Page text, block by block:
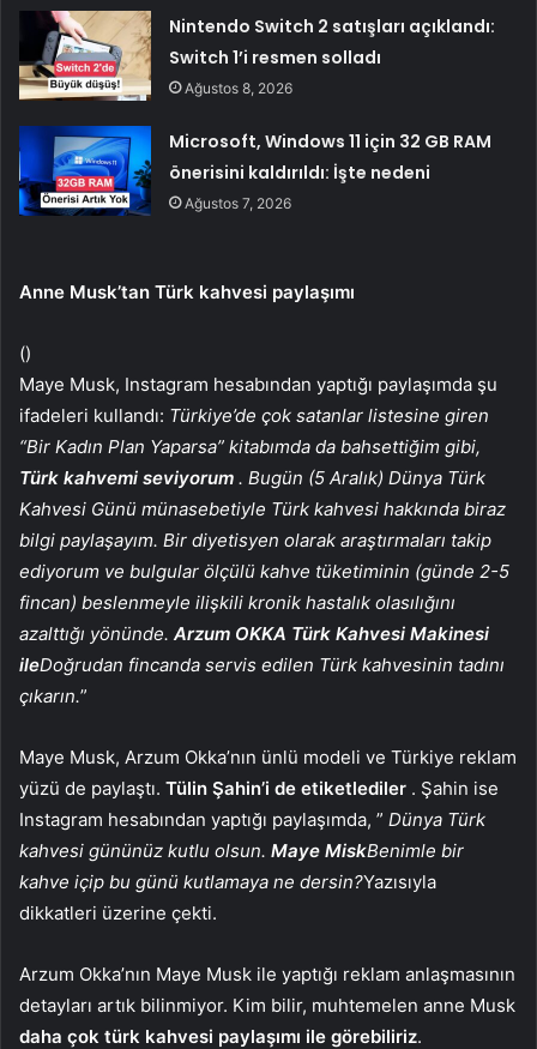
Nintendo Switch 2 satışları açıklandı:
Switch 1’i resmen solladı
Ağustos 8, 2026
Microsoft, Windows 11 için 32 GB RAM
önerisini kaldırıldı: İşte nedeni
Ağustos 7, 2026
Anne Musk’tan Türk kahvesi paylaşımı
()
Maye Musk, Instagram hesabından yaptığı paylaşımda şu
ifadeleri kullandı: Türkiye’de çok satanlar listesine giren
“Bir Kadın Plan Yaparsa” kitabımda da bahsettiğim gibi,
Türk kahvemi seviyorum . Bugün (5 Aralık) Dünya Türk
Kahvesi Günü münasebetiyle Türk kahvesi hakkında biraz
bilgi paylaşayım. Bir diyetisyen olarak araştırmaları takip
ediyorum ve bulgular ölçülü kahve tüketiminin (günde 2-5
fincan) beslenmeyle ilişkili kronik hastalık olasılığını
azalttığı yönünde. Arzum OKKA Türk Kahvesi Makinesi
ileDoğrudan fincanda servis edilen Türk kahvesinin tadını
çıkarın.”
Maye Musk, Arzum Okka’nın ünlü modeli ve Türkiye reklam
yüzü de paylaştı. Tülin Şahin’i de etiketlediler . Şahin ise
Instagram hesabından yaptığı paylaşımda, ” Dünya Türk
kahvesi gününüz kutlu olsun. Maye MiskBenimle bir
kahve içip bu günü kutlamaya ne dersin?Yazısıyla
dikkatleri üzerine çekti.
Arzum Okka’nın Maye Musk ile yaptığı reklam anlaşmasının
detayları artık bilinmiyor. Kim bilir, muhtemelen anne Musk
daha çok türk kahvesi paylaşımı ile görebiliriz.